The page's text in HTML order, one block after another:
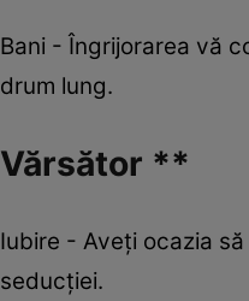
Bani - Îngrijorarea vă
drum lung.
Vărsător **
Iubire - Aveţi ocazia
seducţiei.